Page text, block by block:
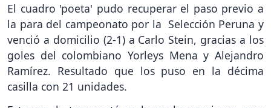
El cuadro 'poeta' pudo recuperar el paso previo a
la para del campeonato por la Selección Peruna y
venció a domicilio (2-1) a Carlo Stein, gracias a los
goles del colombiano Yorleys Mena y Alejandro
Ramírez. Resultado que los puso en la décima
casilla con 21 unidades.